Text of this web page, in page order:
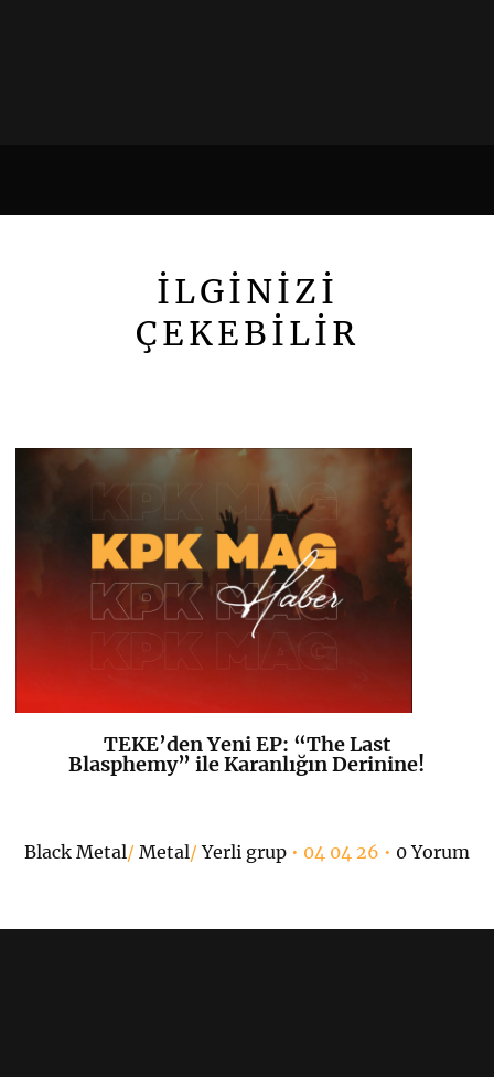
İLGİNİZİ
ÇEKEBİLİR
K+
TEKE’den Yeni EP: “The Last
Blasphemy” ile Karanlığın Derinine!
Black Metal/ Metal/Yerli grup• 04 04 26 • 0 Yorum